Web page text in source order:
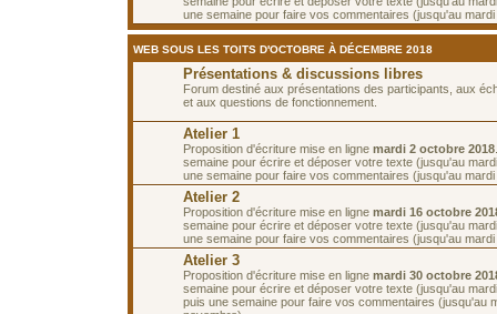
une semaine pour faire vos commentaires (jusqu'au
WEB SOUS LES TOITS D'OCTOBRE À DÉCEMBRE 2018
Présentations & discussions libres
Forum destiné aux présentations des participants, aux
et aux questions de fonctionnement.
Atelier 1
Proposition d'écriture mise en ligne mardi 2 octobre 2018
semaine pour écrire et déposer votre texte (jusqu'au
une semaine pour faire vos commentaires (jusqu'au
Atelier 2
Proposition d'écriture mise en ligne mardi 16 octobre
semaine pour écrire et déposer votre texte (jusqu'au
une semaine pour faire vos commentaires (jusqu'au
Atelier 3
Proposition d'écriture mise en ligne mardi 30 octobre
semaine pour écrire et déposer votre texte (jusqu'au
puis une semaine pour faire vos commentaires (jusqu'au